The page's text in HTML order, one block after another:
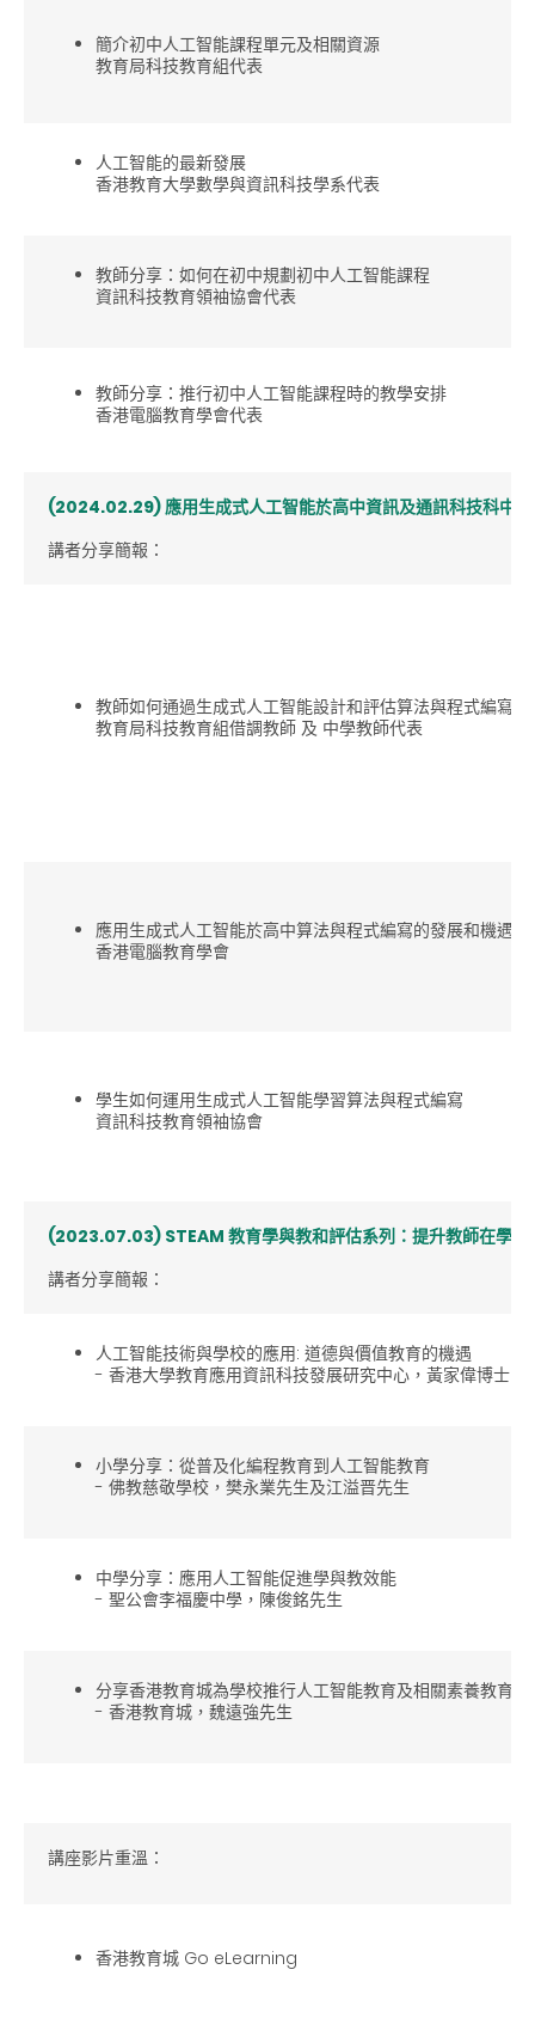
簡介初中人工智能課程單元及相關資源
教育局科技教育組代表
人工智能的最新發展
香港教育大學數學與資訊科技學系代表
教師分享：如何在初中規劃初中人工智能課程
資訊科技教育領袖協會代表
教師分享：推行初中人工智能課程時的教學安排
香港電腦教育學會代表
(2024.02.29) 應用生成式人工智能於高中資訊及通訊科技科
講者分享簡報：
教師如何通過生成式人工智能設計和評估算法與程式編寫的
教育局科技教育組借調教師 及 中學教師代表
應用生成式人工智能於高中算法與程式編寫的發展和機遇
香港電腦教育學會
學生如何運用生成式人工智能學習算法與程式編寫
資訊科技教育領袖協會
(2023.07.03) STEAM 教育學與教和評估系列：提升教師在學校
講者分享簡報：
人工智能技術與學校的應用: 道德與價值教育的機遇
- 香港大學教育應用資訊科技發展研究中心，黃家偉博士
小學分享：從普及化編程教育到人工智能教育
- 佛教慈敬學校，樊永業先生及江溢晋先生
中學分享：應用人工智能促進學與教效能
- 聖公會李福慶中學，陳俊銘先生
分享香港教育城為學校推行人工智能教育及相關素養教育的
- 香港教育城，魏遠強先生
講座影片重溫 ：
香港教育城 Go eLearning